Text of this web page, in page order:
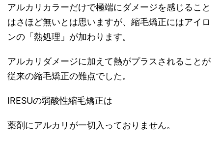
アルカリカラーだけで極端にダメージを感じること
はさほど無いとは思いますが、縮毛矯正にはアイロ
ンの「熱処理」が加わります。
アルカリダメージに加えて熱がプラスされることが
従来の縮毛矯正の難点でした。
IRESUの弱酸性縮毛矯正は
薬剤にアルカリが一切入っておりません。